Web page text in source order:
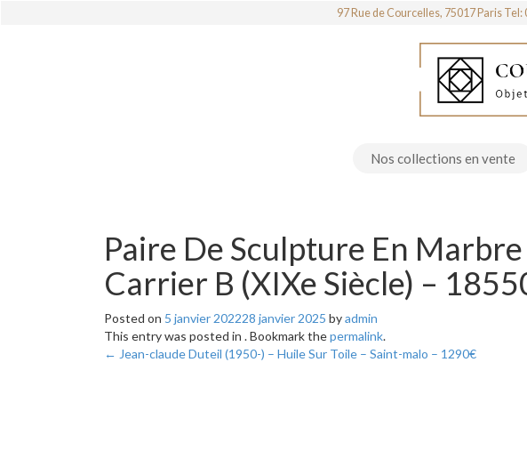
97 Rue de Courcelles, 75017 Paris Tel:
Nos collections en vente
Paire De Sculpture En
Carrier B (XIXe Siècle) –
Posted on 5 janvier 202228 janvier 2025 byadmin
This entry was posted in . Bookmark thepermalink.
← Jean-claude Duteil (1950-) – Huile Sur Toile – Saint-malo – 1290€